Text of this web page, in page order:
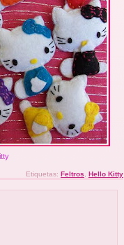
Etiquetas: Feltros Hello Kitty